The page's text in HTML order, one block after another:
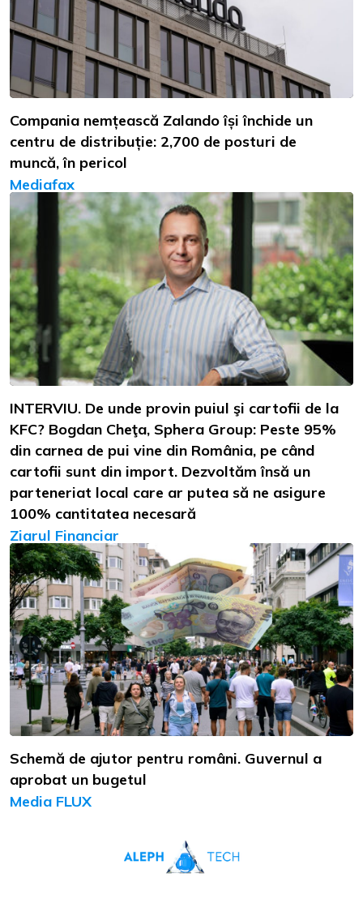
Compania nemțească Zalando își închide un
centru de distribuție: 2,700 de posturi de
muncă, în pericol
Mediafax
INTERVIU. De unde provin puiul şi cartofii de la
KFC? Bogdan Cheţa, Sphera Group: Peste 95%
din carnea de pui vine din România, pe când
cartofii sunt din import. Dezvoltăm însă un
parteneriat local care ar putea să ne asigure
100% cantitatea necesară
Ziarul Financiar
Schemă de ajutor pentru români. Guvernul a
aprobat un bugetul
Media FLUX